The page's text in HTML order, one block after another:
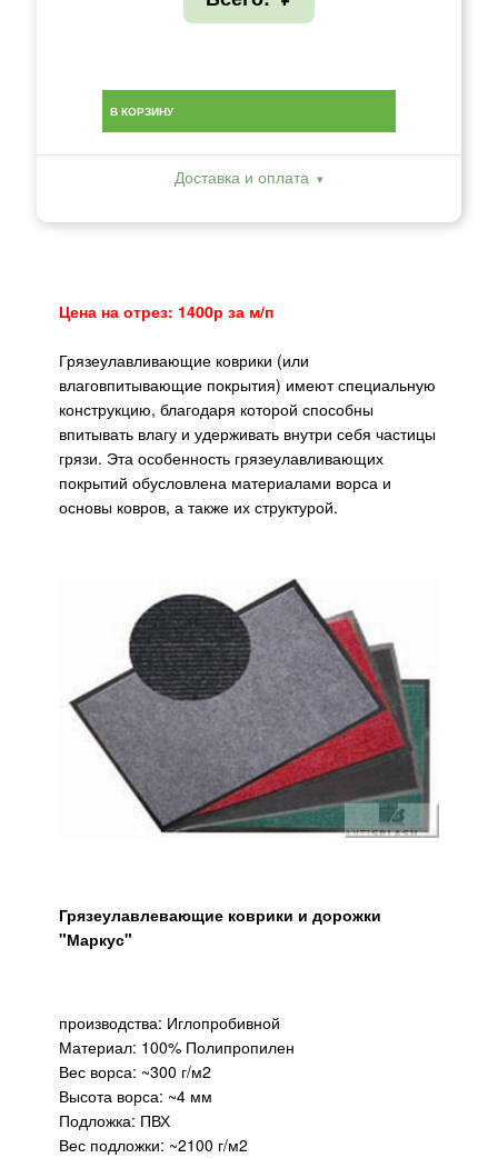
В КОРЗИНУ
Доставка и оплата
Цена на отрез: 1400р за м/п
Грязеулавливающие коврики (или
влаговпитывающие покрытия) имеют специальную
конструкцию, благодаря которой способны
впитывать влагу и удерживать внутри себя частицы
грязи. Эта особенность грязеулавливающих
покрытий обусловлена материалами ворса и
основы ковров, а также их структурой.
Грязеулавлевающие коврики и дорожки
"Маркус"
производства: Иглопробивной
Материал: 100% Полипропилен
Вес ворса: ~300 г/м2
Высота ворса: ~4 мм
Подложка: ПВХ
Вес подложки: ~2100 г/м2